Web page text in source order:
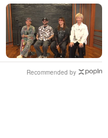
Recommended by